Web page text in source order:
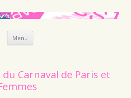
Menu Aller au contenu principal
Carnaval de Paris et